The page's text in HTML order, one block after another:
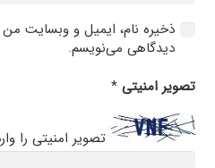
ذخیره نام، ایمیل و وبسایت من
دیدگاهی می‌نویسم.
تصویر امنیتی*
تصویر امنیتی را